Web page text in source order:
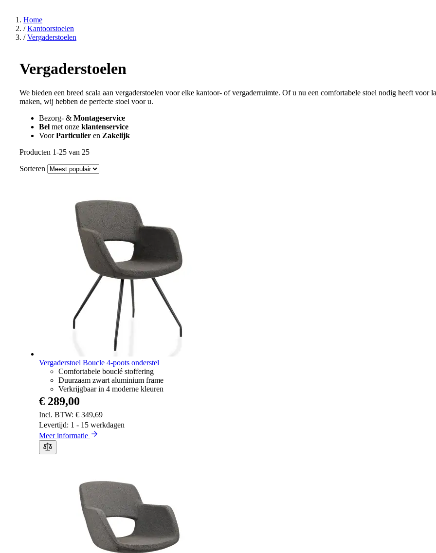
Home
/ Kantoorstoelen
/ Vergaderstoelen
Vergaderstoelen
We bieden een breed scala aan vergaderstoelen voor elke kantoor- of vergaderruimte. Of u nu een comfortabele stoel nodig heeft
maken, wij hebben de perfecte stoel voor u.
Bezorg- & Montageservice
Bel met onze klantenservice
VoorParticulier en Zakelijk
Producten 1-25 van 25
Sorteren
Vergaderstoel Boucle 4-poots onderstel
Comfortabele bouclé stoffering
Duurzaam zwart aluminium frame
Verkrijgbaar in 4 moderne kleuren
€ 349,69
€ 289,00
Levertijd: 1 - 15 werkdagen
Meer informatie